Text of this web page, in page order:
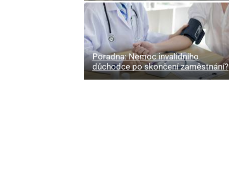
Poradna: Nemoc invalidního
důchodce po skončení zaměstnání?